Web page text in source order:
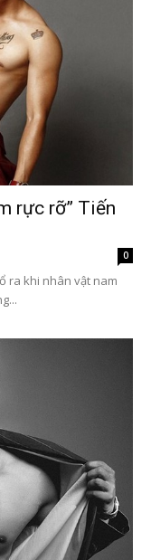
rực rỡ” Tiến
0
ra khi nhân vật nam